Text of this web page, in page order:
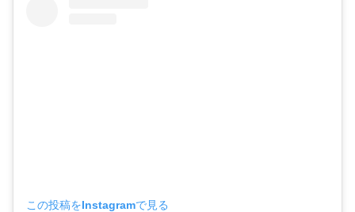
この投稿をInstagramで見る